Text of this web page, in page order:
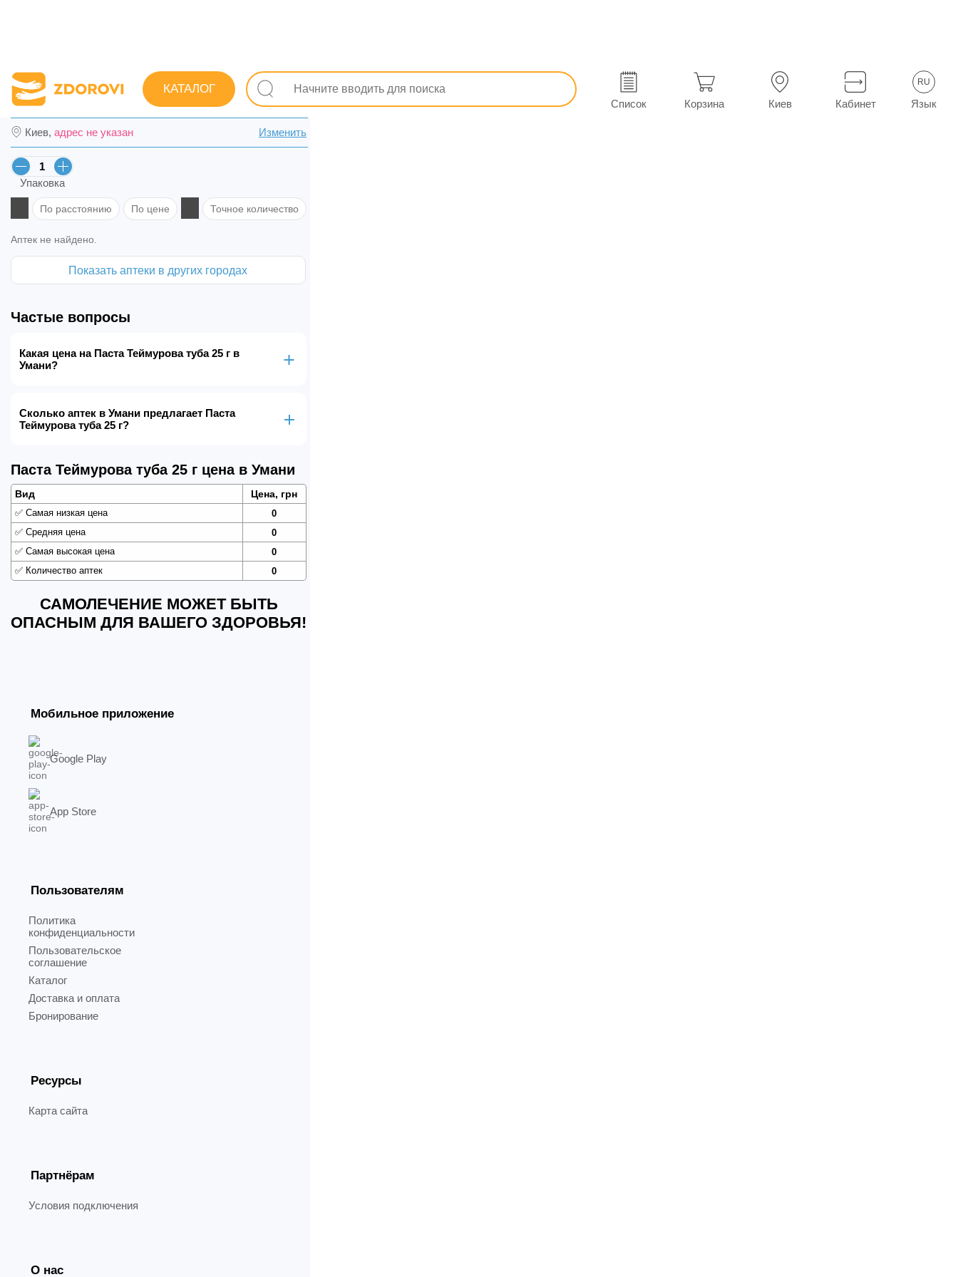
КАТАЛОГ
Список Корзина Киев Кабинет
RU
Язык
Поиск лекарств Лекарства Дерматологические Опрелости, дерматит, пролежни От повышенной потливости Паста Теймурова туба 25 г
Паста Теймурова туба 25 г в Умани
Киев, адрес не указан Изменить
Упаковка
По расстоянию По цене Точное количество
Аптек не найдено.
Показать аптеки в других городах
Частые вопросы
Какая цена на Паста Теймурова туба 25 г в
Умани?
Сколько аптек в Умани предлагает Паста
Теймурова туба 25 г?
Паста Теймурова туба 25 г цена в Умани
Вид Цена, грн
✅ Самая низкая цена
0
✅ Средняя цена
0
✅ Самая высокая цена
0
✅ Количество аптек 0
САМОЛЕЧЕНИЕ МОЖЕТ БЫТЬ
ОПАСНЫМ ДЛЯ ВАШЕГО ЗДОРОВЬЯ!
Мобильное приложение
Google Play
App Store
Пользователям
Политика
конфиденциальности
Пользовательское
соглашение
Каталог
Доставка и оплата
Бронирование
Ресурсы
Карта сайта
Партнёрам
Условия подключения
О нас